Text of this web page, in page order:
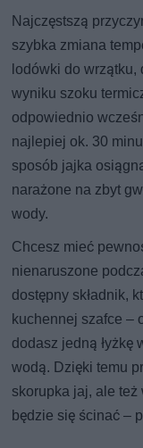
Najczęstszą
szybka zmiana
lodówki do wrzątku,
wyniku szoku
odpowiednio
najlepiej ok. 30
sposób jajka
narażone na zbyt
wody.
Chcesz mieć
nienaruszone
dostępny składnik,
kuchennej szafce –
dodasz jedną łyżkę
wodą. Dzięki temu
skorupka jaj, ale też
będzie się ścinać –